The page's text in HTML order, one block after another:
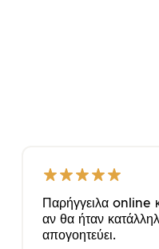
Παρήγγειλα online
αν θα ήταν
απογοητεύει.